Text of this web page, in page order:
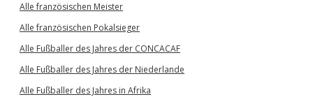
Alle französischen Meister
Alle französischen Pokalsieger
Alle Fußballer des Jahres der CONCACAF
Alle Fußballer des Jahres der Niederlande
Alle Fußballer des Jahres in Afrika